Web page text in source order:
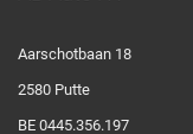
Aarschotbaan 18
2580 Putte
BE 0445.356.197